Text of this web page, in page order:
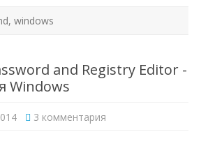
, windows
and Registry Editor -
Windows
3 комментария